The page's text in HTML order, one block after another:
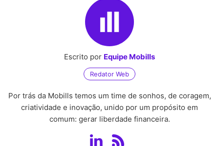
Escrito por Equipe Mobills
Redator Web
Por trás da Mobills temos um time de sonhos, de coragem,
criatividade e inovação, unido por um propósito em
comum: gerar liberdade financeira.